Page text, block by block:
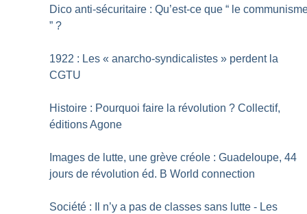
Dico anti-sécuritaire : Qu’est-ce que “ le
” ?
1922 : Les « anarcho-syndicalistes » perdent la
CGTU
Histoire : Pourquoi faire la révolution ? Collectif,
éditions Agone
Images de lutte, une grève créole : Guadeloupe, 44
jours de révolution éd. B World connection
Société : Il n’y a pas de classes sans lutte - Les